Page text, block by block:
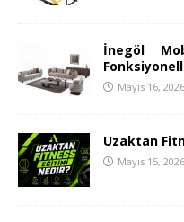
İnegöl
Mayıs 16, 2026
Uzaktan
Mayıs 15, 2026